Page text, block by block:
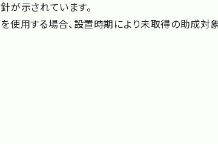
が示されています。
使用する場合、設置時期により未取得の助成